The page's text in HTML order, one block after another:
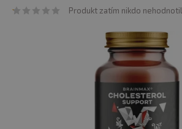
Produkt zatím nikdo nehodnotil